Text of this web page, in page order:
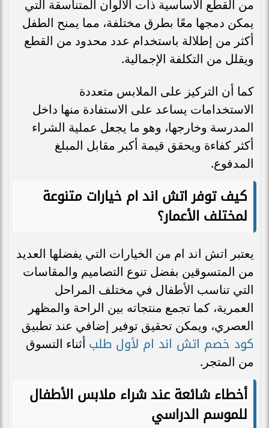
من القطع الأساسية ذات الألوان المتناسقة التي
يمكن دمجها معًا بطرق مختلفة، مما يمنح الطفل
أكثر من إطلالة باستخدام عدد محدود من القطع
ويقلل من التكلفة الإجمالية.
كما أن التركيز على الملابس متعددة
الاستخدامات يساعد على الاستفادة منها داخل
المدرسة وخارجها، وهو ما يجعل عملية الشراء
أكثر كفاءة ويحقق قيمة أكبر مقابل المبلغ
المدفوع.
كيف توفر اتش اند ام خيارات متنوعة
لمختلف الأعمار؟
يعتبر اتش اند ام من الخيارات التي يفضلها العديد
من المتسوقين بفضل تنوع التصاميم والمقاسات
التي تناسب الأطفال في مختلف المراحل
العمرية، كما تجمع منتجاته بين الراحة والمظهر
العصري، ويمكن تحقيق توفير إضافي عند تطبيق
كود خصم اتش اند ام لأول طلب أثناء التسوق
من المتجر.
أخطاء شائعة عند شراء ملابس الأطفال
للموسم الدراسي